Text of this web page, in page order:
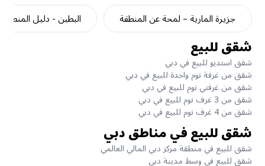
جزيرة المارية – لمحة عن المنطقة البطين - دليل المنطقة
شقق للبيع
شقق استديو للبيع في دبي
شقق من غرفة نوم واحدة للبيع في دبي
شقق من غرفتي نوم للبيع في دبي
شقق من 3 غرف نوم للبيع في دبي
شقق من 4 غرف نوم للبيع في دبي
شقق للبيع في مناطق دبي
شقق للبيع في منطقة مركز دبي المالي العالمي
شقق للبيع في وسط مدينة دبي